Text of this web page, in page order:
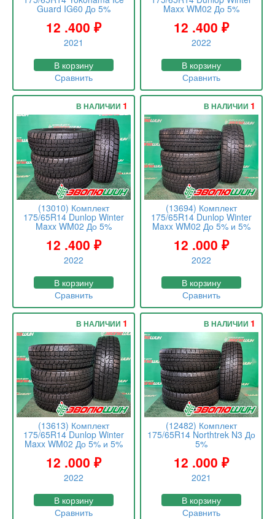
Guard IG60 До 5%
12 .400 ₽
2021
В корзину
Сравнить
Maxx WM02 До 5%
12 .400₽
2022
В корзину
Сравнить
(13010) Комплект
175/65R14 Dunlop Winter
Maxx WM02 До 5%
12 .400 ₽
2022
В НАЛИЧИИ 1
В корзину
Сравнить
(13694) Комплект
175/65R14 Dunlop Winter
Maxx WM02 До 5% и 5%
12 .000₽
2022
В НАЛИЧИИ 1
В корзину
Сравнить
(13613) Комплект
175/65R14 Dunlop Winter
Maxx WM02 До 5% и 5%
12 .000 ₽
2022
В НАЛИЧИИ 1
В корзину
Сравнить
(12482) Комплект
175/65R14 Northtrek N3 До
5%
12 .000₽
2021
В НАЛИЧИИ 1
В корзину
Сравнить